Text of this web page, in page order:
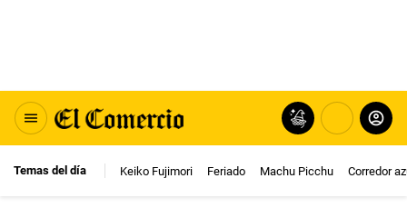
Temas del día Keiko Fujimori Feriado Machu Picchu Corredor